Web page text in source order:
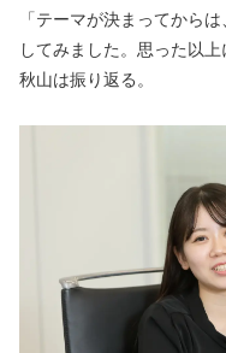
「テーマが決まってから
してみました。思った以
秋山は振り返る。